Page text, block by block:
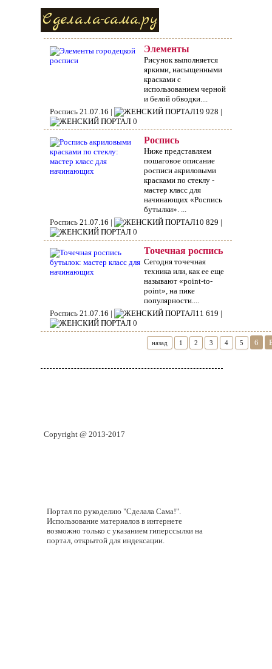
Сделала-сама.ру
Элементы
городецкой росписи
Рисунок выполняется
яркими, насыщенными
красками с
использованием черной
и белой обводки....
Роспись 21.07.16 |
19 928 |
0
Роспись
акриловыми
красками по
стеклу: мастер
класс для
начинающих
Ниже представляем
пошаговое описание
росписи акриловыми
красками по стеклу -
мастер класс для
начинающих «Роспись
бутылки». ...
Роспись 21.07.16 |
10 829 |
0
Точечная роспись
бутылок: мастер
класс для
начинающих
Сегодня точечная
техника или, как ее еще
называют «point-to-
point», на пике
популярности....
Роспись 21.07.16 |
11 619 |
0
назад 1 2 3 4 5 6
Copyright @ 2013-2017
Портал по рукоделию "Сделала Сама!".
Использование материалов в интернете
возможно только с указанием гиперссылки на
портал, открытой для индексации.